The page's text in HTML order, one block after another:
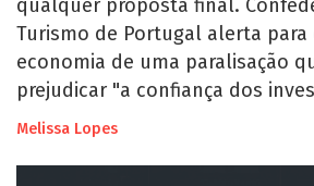
qualquer proposta final.
Turismo de Portugal alerta
economia de uma paralisação
prejudicar "a confiança dos
Melissa Lopes